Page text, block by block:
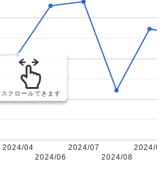
2024/04
2024/06
2024/07
2024/08
2024/09
スクロールできます